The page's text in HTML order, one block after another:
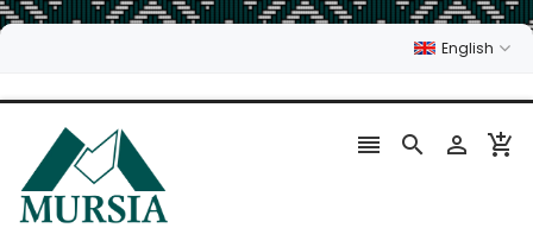
English
   